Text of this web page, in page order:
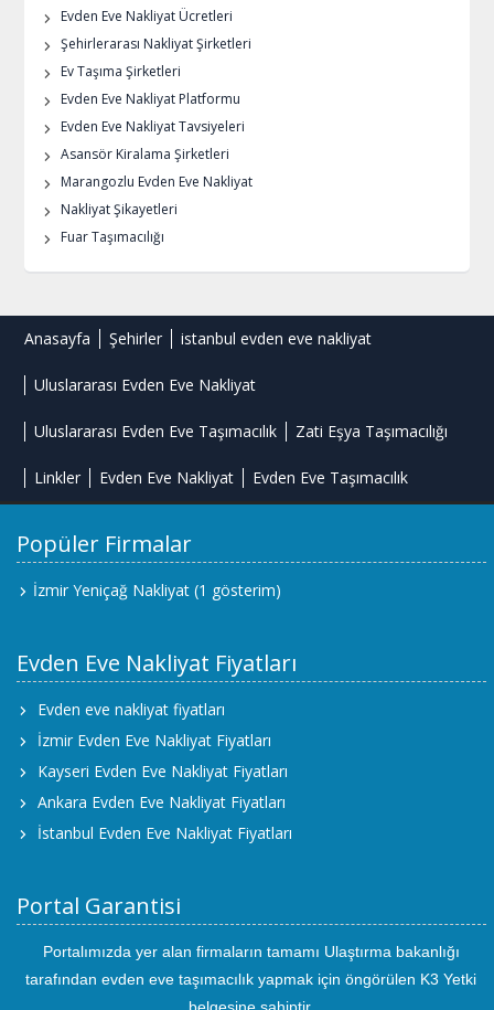
Evden Eve Nakliyat Ücretleri
Şehirlerarası Nakliyat Şirketleri
Ev Taşıma Şirketleri
Evden Eve Nakliyat Platformu
Evden Eve Nakliyat Tavsiyeleri
Asansör Kiralama Şirketleri
Marangozlu Evden Eve Nakliyat
Nakliyat Şikayetleri
Fuar Taşımacılığı
Anasayfa Şehirler istanbul evden eve nakliyat
Uluslararası Evden Eve Nakliyat
Uluslararası Evden Eve Taşımacılık Zati Eşya Taşımacılığı
Linkler Evden Eve Nakliyat Evden Eve Taşımacılık
Popüler Firmalar
İzmir Yeniçağ Nakliyat (1 gösterim)
Evden Eve Nakliyat Fiyatları
Evden eve nakliyat fiyatları
İzmir Evden Eve Nakliyat Fiyatları
Kayseri Evden Eve Nakliyat Fiyatları
Ankara Evden Eve Nakliyat Fiyatları
İstanbul Evden Eve Nakliyat Fiyatları
Portal Garantisi
Portalımızda yer alan firmaların tamamı Ulaştırma bakanlığı
tarafından evden eve taşımacılık yapmak için öngörülen K3 Yetki